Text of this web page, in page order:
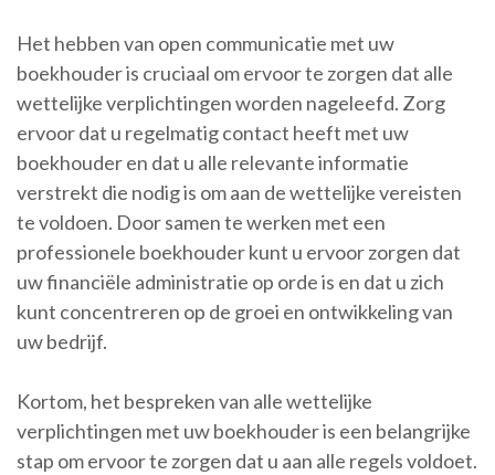
Het hebben van open communicatie met uw
boekhouder is cruciaal om ervoor te zorgen dat alle
wettelijke verplichtingen worden nageleefd. Zorg
ervoor dat u regelmatig contact heeft met uw
boekhouder en dat u alle relevante informatie
verstrekt die nodig is om aan de wettelijke vereisten
te voldoen. Door samen te werken met een
professionele boekhouder kunt u ervoor zorgen dat
uw financiële administratie op orde is en dat u zich
kunt concentreren op de groei en ontwikkeling van
uw bedrijf.
Kortom, het bespreken van alle wettelijke
verplichtingen met uw boekhouder is een belangrijke
stap om ervoor te zorgen dat u aan alle regels voldoet.